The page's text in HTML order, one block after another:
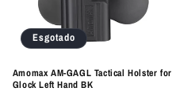
Esgotado
Amomax AM-GAGL Tactical Holster for
Glock Left Hand BK